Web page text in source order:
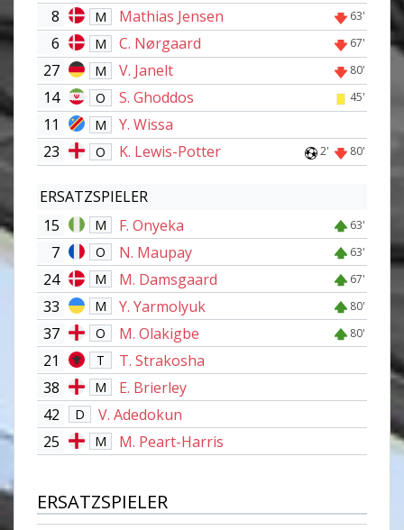
8 M Mathias Jensen 63'
6 M C. Nørgaard 67'
27 M V. Janelt 80'
14 O S. Ghoddos 45'
11 M
Y. Wissa
23
O K. Lewis-Potter 2' 80'
ERSATZSPIELER
15
M F. Onyeka 63'
7 O N. Maupay 63'
24 M M. Damsgaard 67'
33 M Y. Yarmolyuk 80'
37 O M. Olakigbe 80'
21 T
T. Strakosha
38
M
E. Brierley
42
D
V. Adedokun
25
M M. Peart-Harris
ERSATZSPIELER